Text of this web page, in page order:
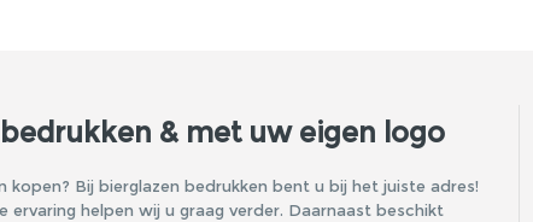
& met uw eigen logo
kopen? Bij bierglazen bedrukken bent u bij het juiste adres!
ervaring helpen wij u graag verder. Daarnaast beschikt